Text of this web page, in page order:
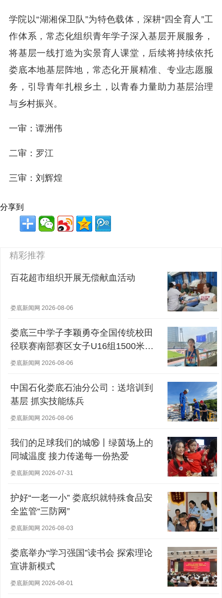
学院以“湖湘保卫队”为特色载体，深耕“四全育人”工
作体系，常态化组织青年学子深入基层开展服务，
将基层一线打造为实景育人课堂，后续将持续依托
娄底本地基层阵地，常态化开展精准、专业志愿服
务，引导青年扎根乡土，以青春力量助力基层治理
与乡村振兴。
一审：谭洲伟
二审：罗江
三审：刘辉煌
分享到
精彩推荐
百花超市组织开展无偿献血活动
娄底新闻网 2026-08-06
娄底三中学子李颖勇夺全国传统校田
径联赛南部赛区女子U16组1500米冠
军
娄底新闻网 2026-08-06
中国石化娄底石油分公司：送培训到
基层 抓实技能练兵
娄底新闻网 2026-08-06
我们的足球我们的城⑯丨绿茵场上的
同城温度 接力传递每一份热爱
娄底新闻网 2026-07-31
护好“一老一小” 娄底织就特殊食品安
全监管“三防网”
娄底新闻网 2026-08-03
娄底举办“学习强国”读书会 探索理论
宣讲新模式
娄底新闻网 2026-08-01